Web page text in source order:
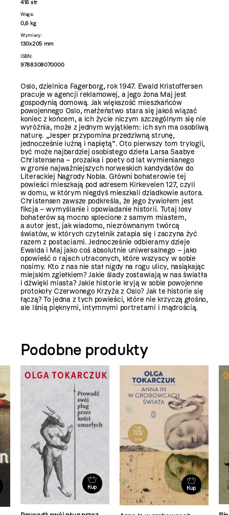
416 str
Waga:
0,6 kg
Wymiary:
130x205 mm
ISBN:
9788308070000
Oslo, dzielnica Fagerborg, rok 1947. Ewald Kristoffersen
pracuje w agencji reklamowej, a jego żona Maj jest
gospodynią domową. Jak większość mieszkańców
powojennego Oslo, małżeństwo stara się jakoś wiązać
koniec z końcem, a ich życie niczym szczególnym się nie
wyróżnia, może z jednym wyjątkiem: ich syn ma osobliwą
naturę. „Jesper przypomina przedziwną strunę,
jednocześnie luźną i napiętą”. Oto pierwszy tom trylogii,
być może najbardziej osobistego dzieła Larsa Saabye
Christensena – prozaika i poety od lat wymienianego
w gronie najważniejszych norweskich kandydatów do
Literackiej Nagrody Nobla. Główni bohaterowie tej
powieści mieszkają pod adresem Kirkeveien 127, czyli
w domu, w którym niegdyś mieszkali dziadkowie autora.
Christensen zawsze podkreśla, że jego żywiołem jest
fikcja – wymyślanie i opowiadanie historii. Tutaj losy
bohaterów są mocno splecione z samym miastem,
a autor jest, jak wiadomo, niezrównanym twórcą
światów, w których czytelnik zatapia się i zaczyna żyć
razem z postaciami. Jednocześnie odbieramy dzieje
Ewalda i Maj jako coś absolutnie uniwersalnego – jako
opowieść o rajach utraconych, które wszyscy w sobie
nosimy. Kto z nas nie stał nigdy na rogu ulicy, nasiąkając
miejskim zgiełkiem? Jakie ślady zostawiają w nas światła
i dźwięki miasta? Jakie historie kryją w sobie powojenne
protokoły Czerwonego Krzyża z Oslo? Jak te historie się
łączą? To jedna z tych powieści, które nie krzyczą głośno,
ale lśnią pięknymi, intymnymi portretami i mądrością.
Podobne produkty
Kup Kup